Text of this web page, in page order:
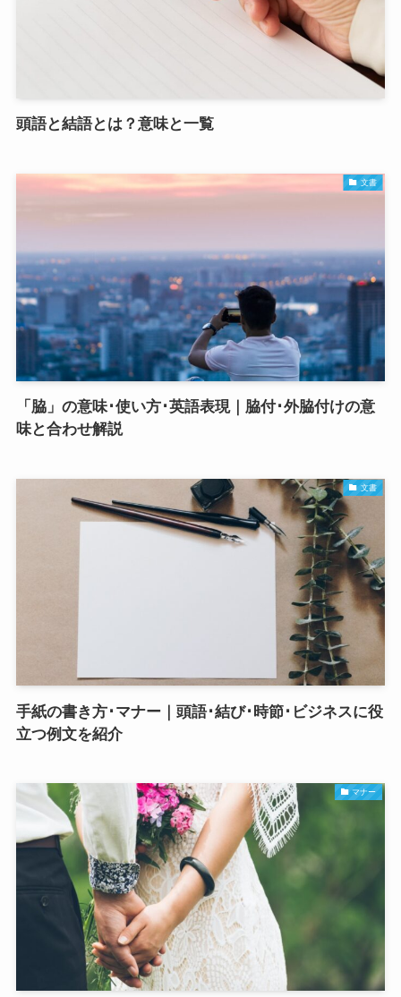
頭語と結語とは？意味と一覧
文書
「脇」の意味･使い方･英語表現｜脇付･外脇付けの意
味と合わせ解説
文書
手紙の書き方･マナー｜頭語･結び･時節･ビジネスに役
立つ例文を紹介
マナー